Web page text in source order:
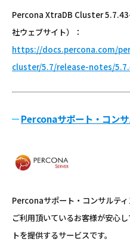
Percona XtraDB Cluster
社ウェブサイト）：
https://docs.percona.com/
cluster/5.7/release-notes/
Perconaサポート・コン
Perconaサポート・コンサルテ
ご利用頂いているお客様が安心
トを提供するサービスです。